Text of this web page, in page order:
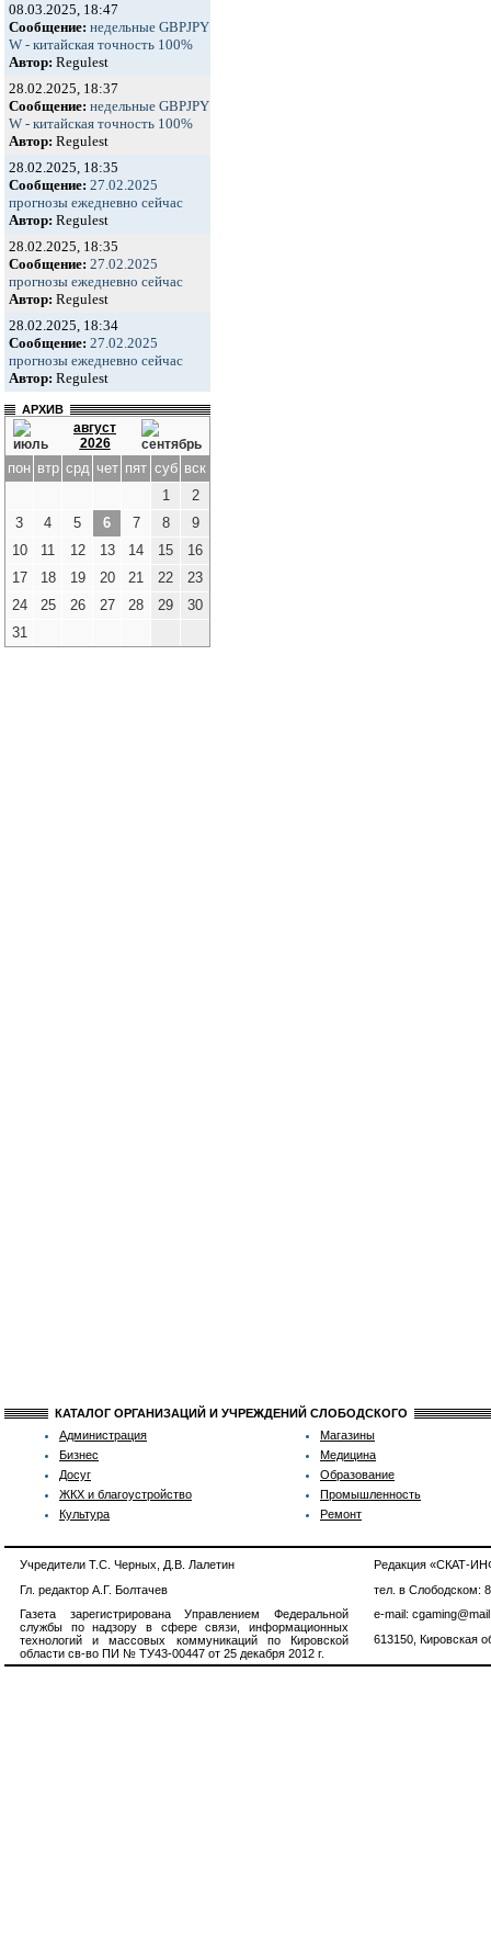
08.03.2025, 18:47
Сообщение: недельные GBPJPY
W - китайская точность 100%
Автор: Regulest
28.02.2025, 18:37
Сообщение: недельные GBPJPY
W - китайская точность 100%
Автор: Regulest
28.02.2025, 18:35
Сообщение: 27.02.2025
прогнозы ежедневно сейчас
Автор: Regulest
28.02.2025, 18:35
Сообщение: 27.02.2025
прогнозы ежедневно сейчас
Автор: Regulest
28.02.2025, 18:34
Сообщение: 27.02.2025
прогнозы ежедневно сейчас
Автор: Regulest
АРХИВ
август
2026
пон втр срд чет пят суб вск
1
2
3
4 5 6 7 8
9
10
11 12 13 14 15
16
17
18 19 20 21 22
23
24
25 26 27 28 29
30
31
КАТАЛОГ ОРГАНИЗАЦИЙ И УЧРЕЖДЕНИЙ СЛОБОДСКОГО
Администрация
Бизнес
Досуг
ЖКХ и благоустройство
Культура
Магазины
Медицина
Образование
Промышленность
Ремонт
Учредители Т.С. Черных, Д.В. Лалетин
Гл. редактор А.Г. Болтачев
Газета зарегистрирована Управлением Федеральной
службы по надзору в сфере связи, информационных
технологий и массовых коммуникаций по Кировской
области св-во ПИ № ТУ43-00447 от 25 декабря 2012 г.
Редакция «СКАТ-
тел. в Слободском:
e-mail:
613150, Кировская